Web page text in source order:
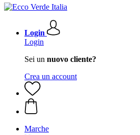
Login
Login
Sei un nuovo cliente?
Crea un account
Marche